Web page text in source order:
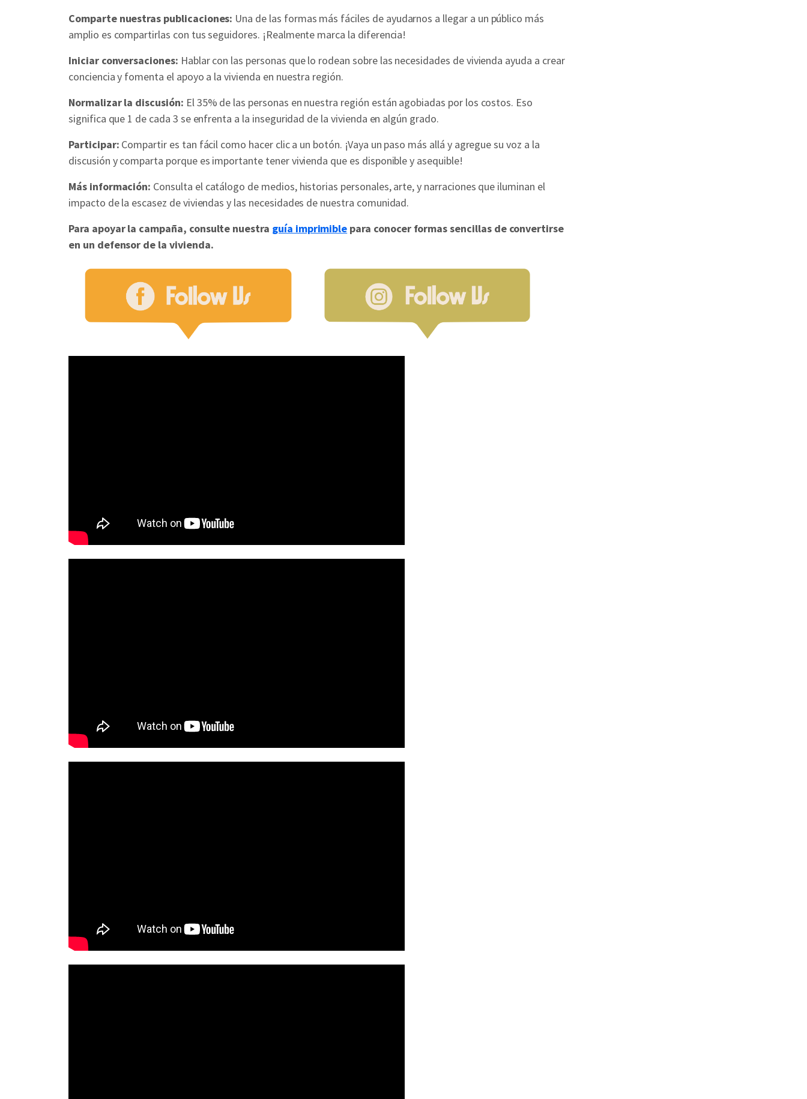
Comparte nuestras publicaciones: Una de las formas más fáciles de ayudarnos a llegar a un público más
amplio es compartirlas con tus seguidores. ¡Realmente marca la diferencia!
Iniciar conversaciones: Hablar con las personas que lo rodean sobre las necesidades de vivienda ayuda a crear
conciencia y fomenta el apoyo a la vivienda en nuestra región.
Normalizar la discusión: El 35% de las personas en nuestra región están agobiadas por los costos. Eso
significa que 1 de cada 3 se enfrenta a la inseguridad de la vivienda en algún grado.
Participar: Compartir es tan fácil como hacer clic a un botón. ¡Vaya un paso más allá y agregue su voz a la
discusión y comparta porque es importante tener vivienda que es disponible y asequible!
Más información: Consulta el catálogo de medios, historias personales, arte, y narraciones que iluminan el
impacto de la escasez de viviendas y las necesidades de nuestra comunidad.
Para apoyar la campaña, consulte nuestra guía imprimible para conocer formas sencillas de convertirse
en un defensor de la vivienda.